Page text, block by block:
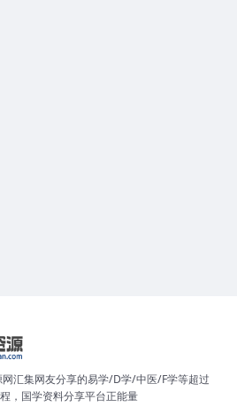
汇集网友分享的易学/D学/中医/F学等超过
，国学资料分享平台正能量